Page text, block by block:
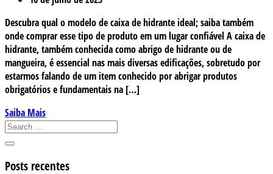
Descubra qual o modelo de caixa de hidrante ideal; saiba também
onde comprar esse tipo de produto em um lugar confiável A caixa de
hidrante, também conhecida como abrigo de hidrante ou de
mangueira, é essencial nas mais diversas edificações, sobretudo por
estarmos falando de um item conhecido por abrigar produtos
obrigatórios e fundamentais na […]
Saiba Mais
Posts recentes